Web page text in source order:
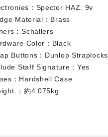
：Spector HAZ. 9v
Material：Brass
：Schallers
Color：Black
Buttons：Dunlop Straplocks
Staff Signature：Yes
：Hardshell Case
：約4.075kg